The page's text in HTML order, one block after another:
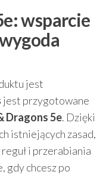
wsparcie
jest
jest przygotowane
Dragons 5e. Dzięki
istniejących zasad,
i przerabiania
gdy chcesz po